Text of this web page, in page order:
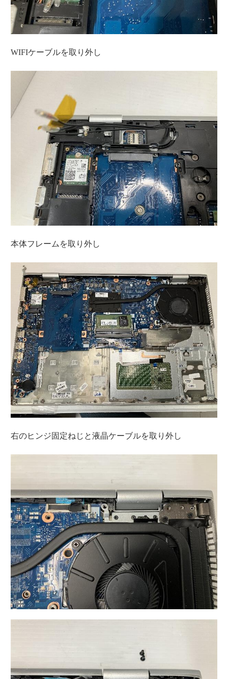
WIFIケーブルを取り外し
本体フレームを取り外し
右のヒンジ固定ねじと液晶ケーブルを取り外し